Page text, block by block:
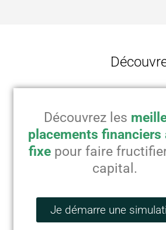
Découvrez les
placements financiers
fixe pour faire
capital.
Je démarre une